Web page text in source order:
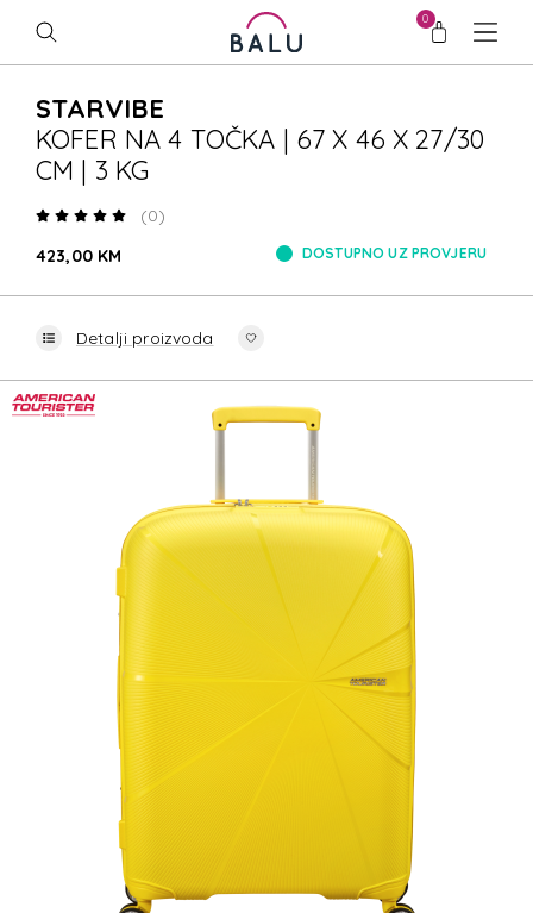
0
STARVIBE
KOFER NA 4 TOČKA | 67 X 46 X 27/30
CM | 3 KG
(0)
423,00 KM
DOSTUPNO UZ PROVJERU
Detalji proizvoda